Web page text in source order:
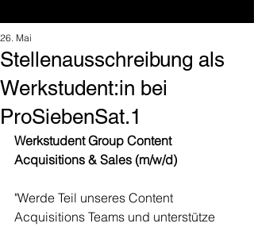
Stellenausschreibung als
Werkstudent:in bei
ProSiebenSat.1
26. Mai
Werkstudent Group Content
Acquisitions & Sales (m/w/d)
"Werde Teil unseres Content
Acquisitions Teams und unterstütze